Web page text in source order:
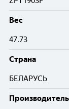
Вес
47.73
Cтрана
БЕЛАРУСЬ
Производитель